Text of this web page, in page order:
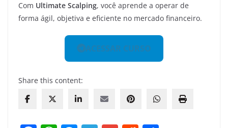
Com Ultimate Scalping, você aprende a operar de
forma ágil, objetiva e eficiente no mercado financeiro.
ACESSAR CURSO
Share this content: